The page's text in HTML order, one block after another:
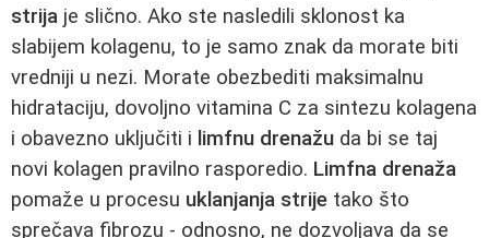
strija je slično. Ako ste nasledili sklonost ka
slabijem kolagenu, to je samo znak da morate biti
vredniji u nezi. Morate obezbediti maksimalnu
hidrataciju, dovoljno vitamina C za sintezu kolagena
i obavezno uključiti i limfnu drenažu da bi se taj
novi kolagen pravilno rasporedio. Limfna drenaža
pomaže u procesu uklanjanja strije tako što
sprečava fibrozu - odnosno, ne dozvoljava da se